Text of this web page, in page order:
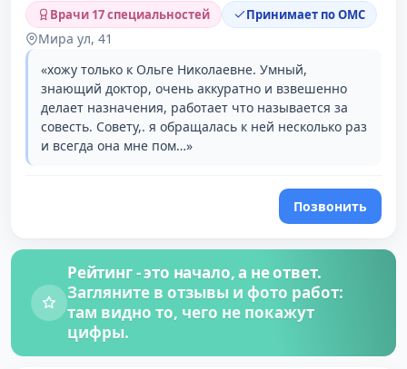
Врачи 17 специальностей Принимает по ОМС
Мира ул, 41
«хожу только к Ольге Николаевне. Умный,
знающий доктор, очень аккуратно и взвешенно
делает назначения, работает что называется за
совесть. Совету,. я обращалась к ней несколько раз
и всегда она мне пом…»
Позвонить
Рейтинг - это начало, а не ответ.
Загляните в отзывы и фото работ:
там видно то, чего не покажут
цифры.